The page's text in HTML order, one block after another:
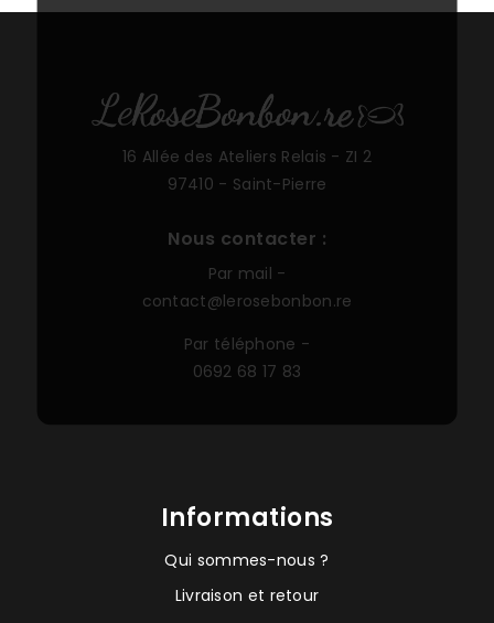
16 Allée des Ateliers Relais - ZI 2
97410 - Saint-Pierre
Nous contacter :
Par mail -
contact@lerosebonbon.re
Par téléphone -
0692 68 17 83
Informations
Qui sommes-nous ?
Livraison et retour